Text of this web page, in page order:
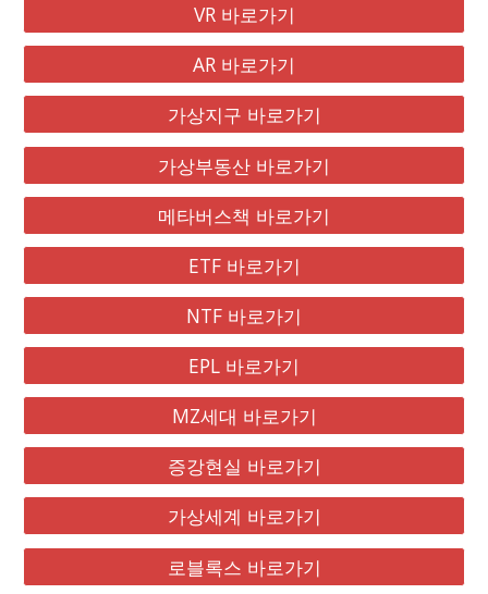
VR 바로가기
AR 바로가기
가상지구 바로가기
가상부동산 바로가기
메타버스책 바로가기
ETF 바로가기
NTF 바로가기
EPL 바로가기
MZ세대 바로가기
증강현실 바로가기
가상세계 바로가기
로블록스 바로가기